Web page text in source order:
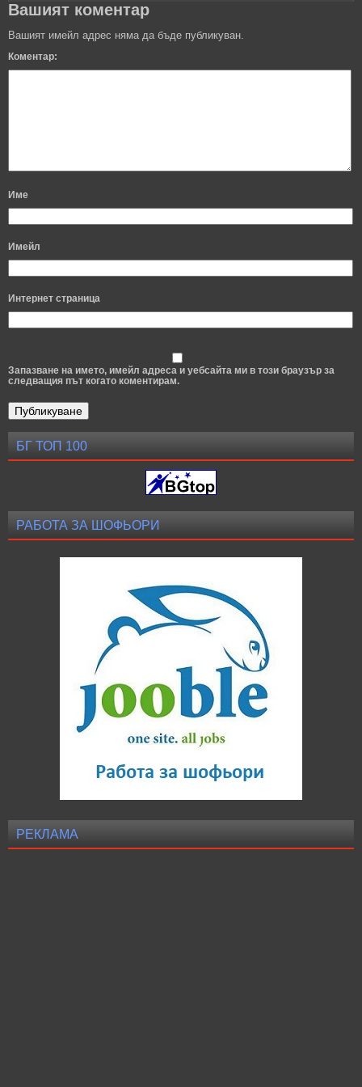
Вашият коментар
Вашият имейл адрес няма да бъде публикуван.
Коментар:
Име
Имейл
Интернет страница
Запазване на името, имейл адреса и уебсайта ми в този браузър за
следващия път когато коментирам.
БГ ТОП 100
РАБОТА ЗА ШОФЬОРИ
РЕКЛАМА